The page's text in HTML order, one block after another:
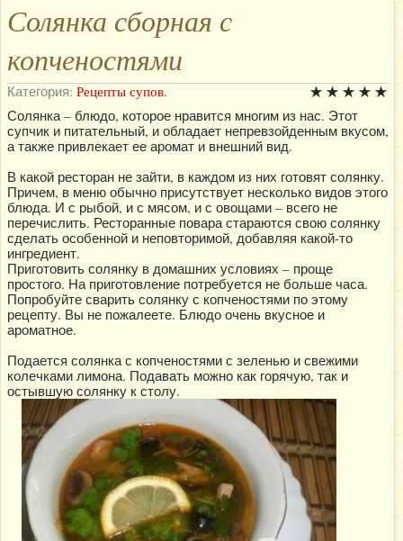
Солянка сборная с
копченостями
Категория: Рецепты супов.
Солянка – блюдо, которое нравится многим из нас. Этот
супчик и питательный, и обладает непревзойденным вкусом,
а также привлекает ее аромат и внешний вид.
В какой ресторан не зайти, в каждом из них готовят солянку.
Причем, в меню обычно присутствует несколько видов этого
блюда. И с рыбой, и с мясом, и с овощами – всего не
перечислить. Ресторанные повара стараются свою солянку
сделать особенной и неповторимой, добавляя какой-то
ингредиент.
Приготовить солянку в домашних условиях – проще
простого. На приготовление потребуется не больше часа.
Попробуйте сварить солянку с копченостями по этому
рецепту. Вы не пожалеете. Блюдо очень вкусное и
ароматное.
Подается солянка с копченостями с зеленью и свежими
колечками лимона. Подавать можно как горячую, так и
остывшую солянку к столу.